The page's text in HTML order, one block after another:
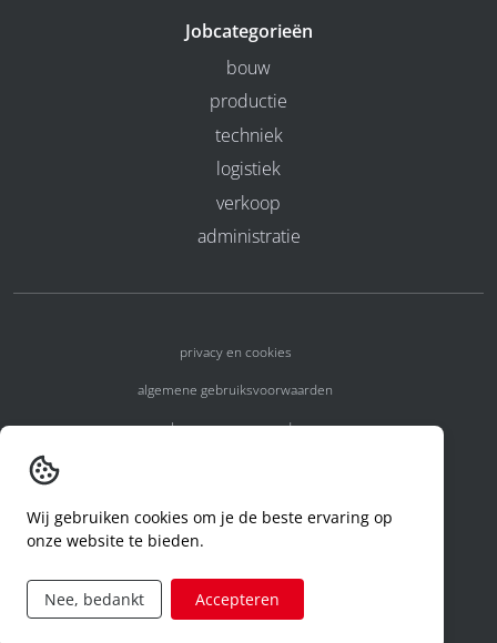
Jobcategorieën
bouw
productie
techniek
logistiek
verkoop
administratie
privacy en cookies
algemene gebruiksvoorwaarden
algemene voorwaarden
code of conduct
aanvraag rechten ivm privacy
Wij gebruiken cookies om je de beste ervaring op
onze website te bieden.
Nee, bedankt Accepteren